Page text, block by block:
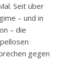
Seit über
– und in
– die
gegen